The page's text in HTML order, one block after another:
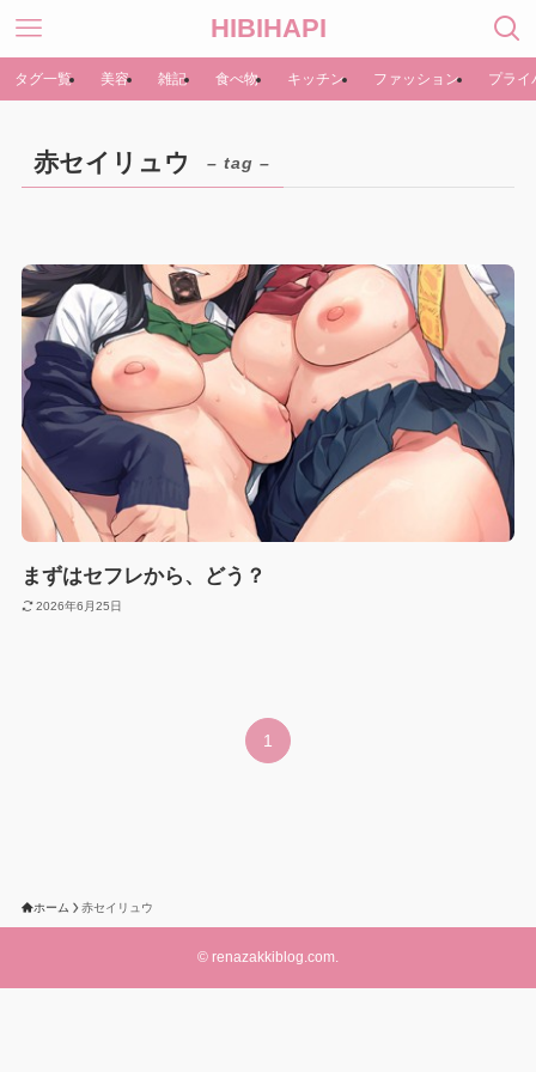
HIBIHAPI
タグ一覧 美容 雑記 食べ物 キッチン ファッション プライ
赤セイリュウ – tag –
まずはセフレから、どう？
2026年6月25日
1
ホーム 赤セイリュウ
© renazakkiblog.com.